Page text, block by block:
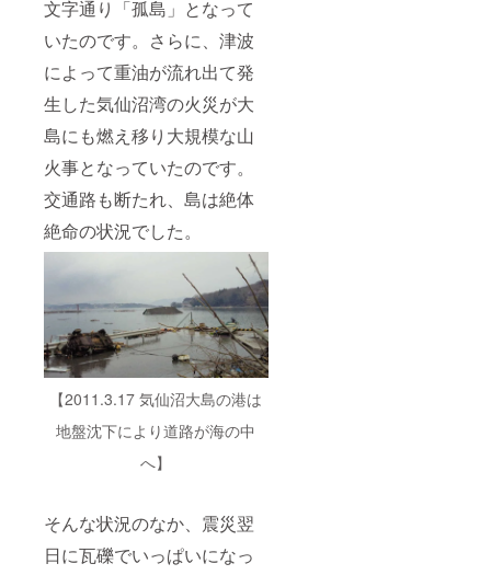
文字通り「孤島」となって
いたのです。さらに、津波
によって重油が流れ出て発
生した気仙沼湾の火災が大
島にも燃え移り大規模な山
火事となっていたのです。
交通路も断たれ、島は絶体
絶命の状況でした。
【2011.3.17 気仙沼大島の港は
地盤沈下により道路が海の中
へ】
そんな状況のなか、震災翌
日に瓦礫でいっぱいになっ